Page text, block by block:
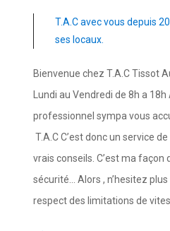
T.A.C avec vous depuis
ses locaux.
Bienvenue chez T.A.C Tissot
Lundi au Vendredi de 8h a
professionnel sympa vous
T.A.C C’est donc un service
vrais conseils. C’est ma
sécurité... Alors , n’hesitez
respect des limitations de